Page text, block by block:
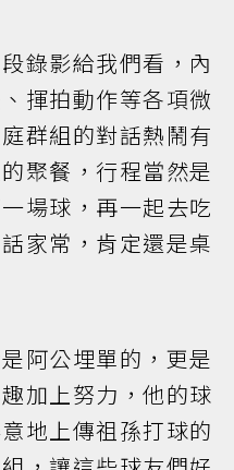
錄影給我們看，內
揮拍動作等各項微
群組的對話熱鬧有
聚餐，行程當然是
場球，再一起去吃
家常，肯定還是桌
阿公埋單的，更是
加上努力，他的球
地上傳祖孫打球的